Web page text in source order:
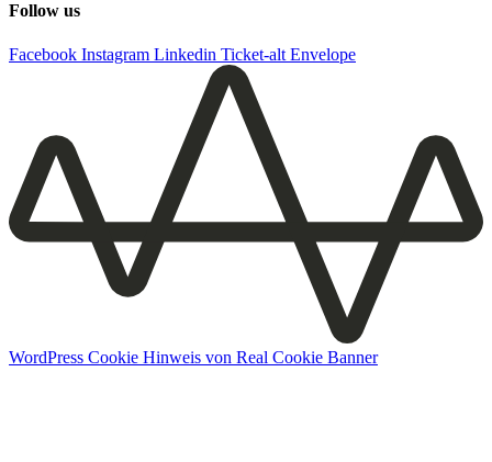
Follow us
Facebook Instagram Linkedin Ticket-alt Envelope
WordPress Cookie Hinweis von Real Cookie Banner